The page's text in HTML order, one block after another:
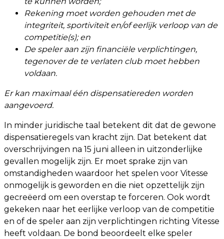
Rekening moet worden gehouden met de
integriteit, sportiviteit en/of eerlijk verloop van de
competitie(s); en
De speler aan zijn financiële verplichtingen,
tegenover de te verlaten club moet hebben
voldaan.
Er kan maximaal één dispensatiereden worden
aangevoerd.
In minder juridische taal betekent dit dat de gewone
dispensatieregels van kracht zijn. Dat betekent dat
overschrijvingen na 15 juni alleen in uitzonderlijke
gevallen mogelijk zijn. Er moet sprake zijn van
omstandigheden waardoor het spelen voor Vitesse
onmogelijk is geworden en die niet opzettelijk zijn
gecreëerd om een overstap te forceren. Ook wordt
gekeken naar het eerlijke verloop van de competitie
en of de speler aan zijn verplichtingen richting Vitesse
heeft voldaan. De bond beoordeelt elke speler